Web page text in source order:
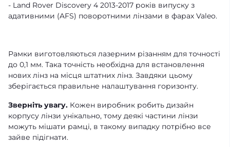
- Land Rover Discovery 4 2013-2017 років випуску з
адативними (AFS) поворотними лінзами в фарах Valeo.
Рамки виготовляються лазерним різанням для точності
до 0,1 мм. Така точність необхідна для встановлення
нових лінз на місця штатних лінз. Завдяки цьому
зберігається правильне налаштування горизонту.
Зверніть увагу. Кожен виробник робить дизайн
корпусу лінзи унікально, тому деякі частини лінзи
можуть мішати рамці, в такому випадку потрібно все
зайве підігнати.